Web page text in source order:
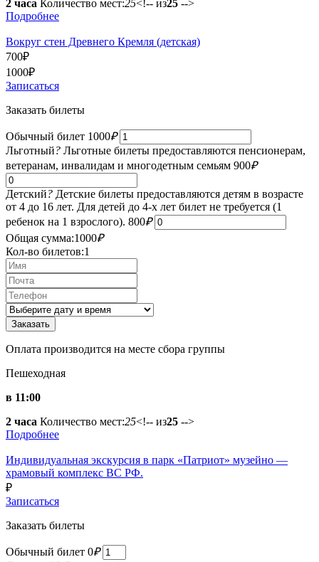
2 часа Количество мест:25<!-- из25 -->
Подробнее
Вокруг стен Древнего Кремля (детская)
700₽
1000₽
Записаться
Заказать билеты
Обычный билет 1000₽
Льготный? Льготные билеты предоставляются пенсионерам,
ветеранам, инвалидам и многодетным семьям 900₽
Детский? Детские билеты предоставляются детям в возрасте
от 4 до 16 лет. Для детей до 4-х лет билет не требуется (1
ребенок на 1 взрослого). 800₽
Общая сумма:1000₽
Кол-во билетов:1
Оплата производится на месте сбора группы
Пешеходная
в 11:00
2 часа Количество мест:25<!-- из25 -->
Подробнее
Индивидуальная экскурсия в парк «Патриот» музейно —
храмовый комплекс ВС РФ.
₽
Записаться
Заказать билеты
Обычный билет 0₽